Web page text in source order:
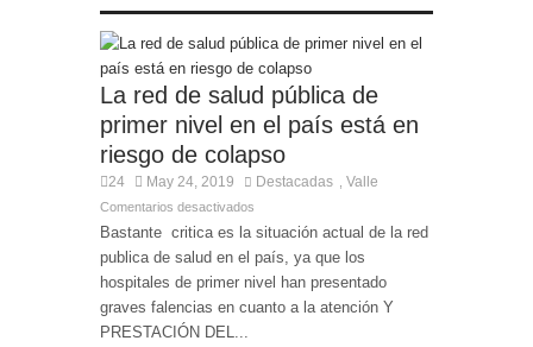
La red de salud pública de
primer nivel en el país está en
riesgo de colapso
24 May 24, 2019 Destacadas Valle
Comentarios desactivados
Bastante critica es la situación actual de la red
publica de salud en el país, ya que los
hospitales de primer nivel han presentado
graves falencias en cuanto a la atención Y
PRESTACIÓN DEL...